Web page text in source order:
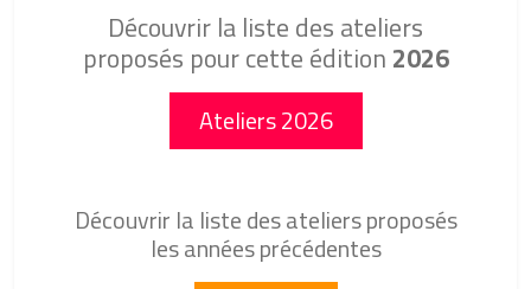
Découvrir la liste des ateliers
proposés pour cette édition 2026
Ateliers 2026
Découvrir la liste des ateliers proposés
les années précédentes